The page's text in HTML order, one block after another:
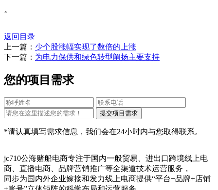
。
返回目录
上一篇： 少个股涨幅实现了数倍的上涨
下一篇： 为电力保供和绿色转型阐扬主要支持
您的项目需求
*请认真填写需求信息，我们会在24小时内与您取得联系。
jc710公海赌船电商专注于国内一般贸易、进出口跨境线上电
商、直播电商、品牌营销推广等全渠道技术运营服务，
同步为国内外企业嫁接和发力线上电商提供“平台+品牌+店铺